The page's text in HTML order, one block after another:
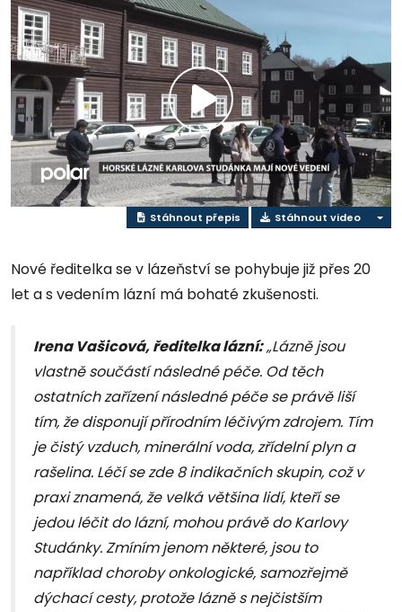
Přehrát
video
Stáhnout přepis Stáhnout video
Nové ředitelka se v lázeňství se pohybuje již přes 20
let a s vedením lázní má bohaté zkušenosti.
Irena Vašicová, ředitelka lázní:„Lázně jsou
vlastně součástí následné péče. Od těch
ostatních zařízení následné péče se právě liší
tím, že disponují přírodním léčivým zdrojem. Tím
je čistý vzduch, minerální voda, zřídelní plyn a
rašelina. Léčí se zde 8 indikačních skupin, což v
praxi znamená, že velká většina lidí, kteří se
jedou léčit do lázní, mohou právě do Karlovy
Studánky. Zmíním jenom některé, jsou to
například choroby onkologické, samozřejmě
dýchací cesty, protože lázně s nejčistším